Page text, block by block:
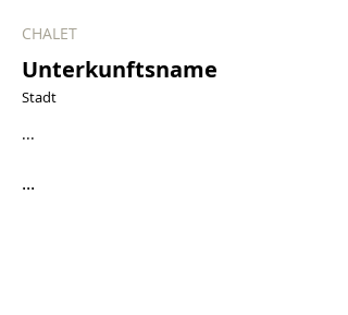
CHALET
Unterkunftsname
Stadt
...
...